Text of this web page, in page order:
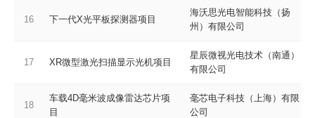
16 下一代X光平板探测器项目
海沃思光电智能科技（扬
州）有限公司
17 XR微型激光扫描显示光机项目
星辰微视光电技术（南通）
有限公司
18
车载4D毫米波成像雷达芯片项
目
毫芯电子科技（上海）有限
公司